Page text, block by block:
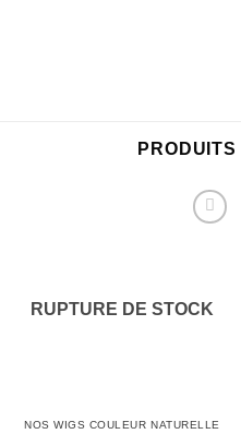
RUPTURE DE STOCK
NOS WIGS COULEUR NATURELLE